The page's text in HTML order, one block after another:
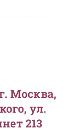
Москва,
ул.
213